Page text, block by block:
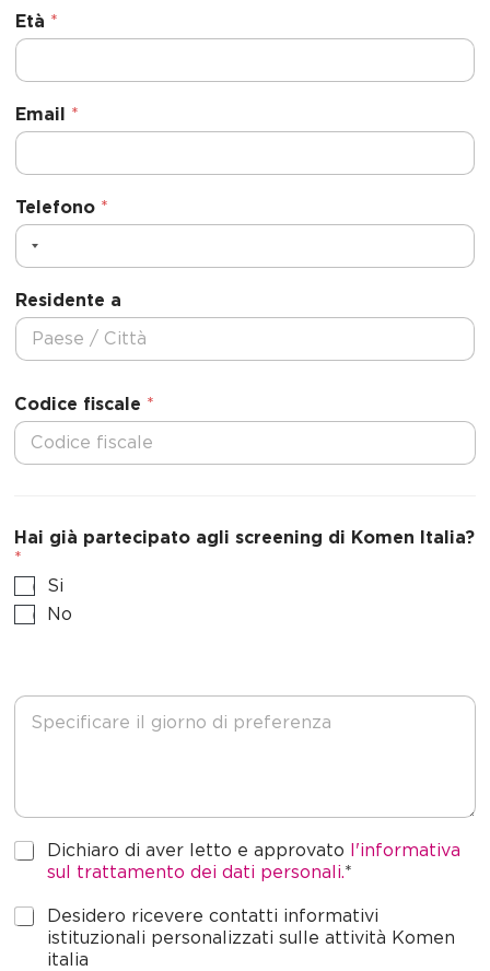
Età *
Email *
Telefono *
Residente a
Codice fiscale *
Hai già partecipato agli screening di Komen Italia?
*
Si
No
N
P
v
a
Dichiaro di aver letto e approvato l'informativa
sul trattamento dei dati personali.*
M
Desidero ricevere contatti informativi
istituzionali personalizzati sulle attività Komen
italia